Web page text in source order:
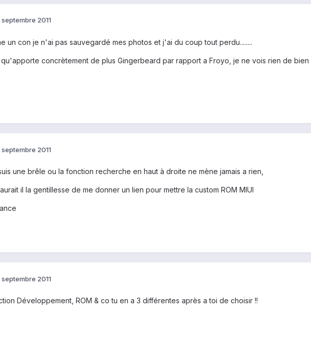
septembre 2011
un con je n'ai pas sauvegardé mes photos et j'ai du coup tout perdu........
concrètement de plus Gingerbeard par rapport a Froyo, je ne vois rien de
septembre 2011
une brêle ou la fonction recherche en haut à droite ne mène jamais a rien,
il la gentillesse de me donner un lien pour mettre la custom ROM MIUI
septembre 2011
Développement, ROM & co tu en a 3 différentes après a toi de choisir !!